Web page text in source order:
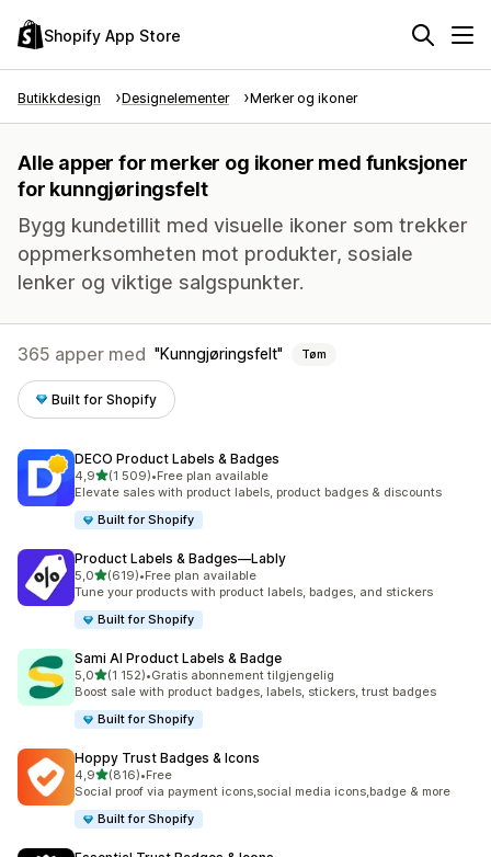
Shopify App Store
Butikkdesign Designelementer Merker og ikoner
Alle apper for merker og ikoner med funksjoner
for kunngjøringsfelt
Bygg kundetillit med visuelle ikoner som trekker
oppmerksomheten mot produkter, sosiale
lenker og viktige salgspunkter.
365 apper med Kunngjøringsfelt Tøm
Built for Shopify
DECO Product Labels & Badges
4,9av 5 stjerner
(1 509)
Totalt 1509 omtaler
•Free plan available
Elevate sales with product labels, product badges & discounts
Built for Shopify
Product Labels & Badges—Lably
5,0av 5 stjerner
(619)
Totalt 619 omtaler
•Free plan available
Tune your products with product labels, badges, and stickers
Built for Shopify
Sami AI Product Labels & Badge
5,0av 5 stjerner
(1 152)
Totalt 1152 omtaler
•Gratis abonnement tilgjengelig
Boost sale with product badges, labels, stickers, trust badges
Built for Shopify
Hoppy Trust Badges & Icons
4,9av 5 stjerner
(816)
Totalt 816 omtaler
•Free
Social proof via payment icons,social media icons,badge & more
Built for Shopify